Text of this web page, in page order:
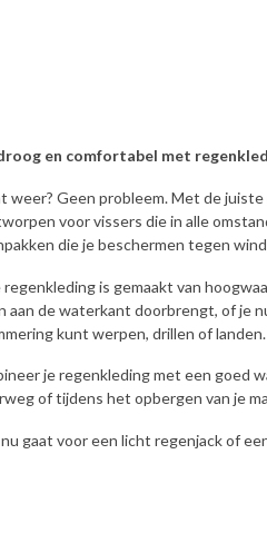
en comfortabel met
weer? Geen probleem. Met de
voor vissers die in alle
die je beschermen tegen
regenkleding is gemaakt van
aan de waterkant doorbrengt, of je
kunt werpen, drillen of landen.
je regenkleding met een goed
of tijdens het opbergen van je
gaat voor een licht regenjack of